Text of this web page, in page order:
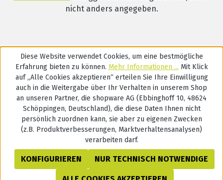
nicht anders angegeben.
Diese Website verwendet Cookies, um eine bestmögliche
Erfahrung bieten zu können. Mehr Informationen ... Mit Klick
auf „Alle Cookies akzeptieren“ erteilen Sie Ihre Einwilligung
auch in die Weitergabe über Ihr Verhalten in unserem Shop
an unseren Partner, die shopware AG (Ebbinghoff 10, 48624
Schöppingen, Deutschland), die diese Daten Ihnen nicht
persönlich zuordnen kann, sie aber zu eigenen Zwecken
(z.B. Produktverbesserungen, Marktverhaltensanalysen)
verarbeiten darf.
NUR TECHNISCH NOTWENDIGE
KONFIGURIEREN